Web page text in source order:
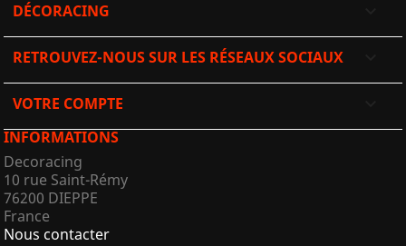
DÉCORACING
RETROUVEZ-NOUS SUR LES RÉSEAUX SOCIAUX
VOTRE COMPTE
INFORMATIONS
Decoracing
10 rue Saint-Rémy
76200 DIEPPE
France
Nous contacter